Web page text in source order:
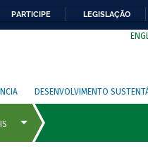
PARTICIPE LEGISLAÇÃO
DESENVOLVIMENTO